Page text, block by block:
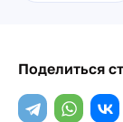
Поделиться